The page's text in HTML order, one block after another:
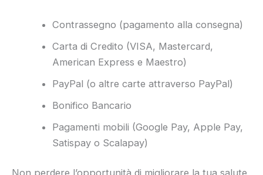
Contrassegno (pagamento alla consegna)
Carta di Credito (VISA, Mastercard,
American Express e Maestro)
PayPal (o altre carte attraverso PayPal)
Bonifico Bancario
Pagamenti mobili (Google Pay, Apple Pay,
Satispay o Scalapay)